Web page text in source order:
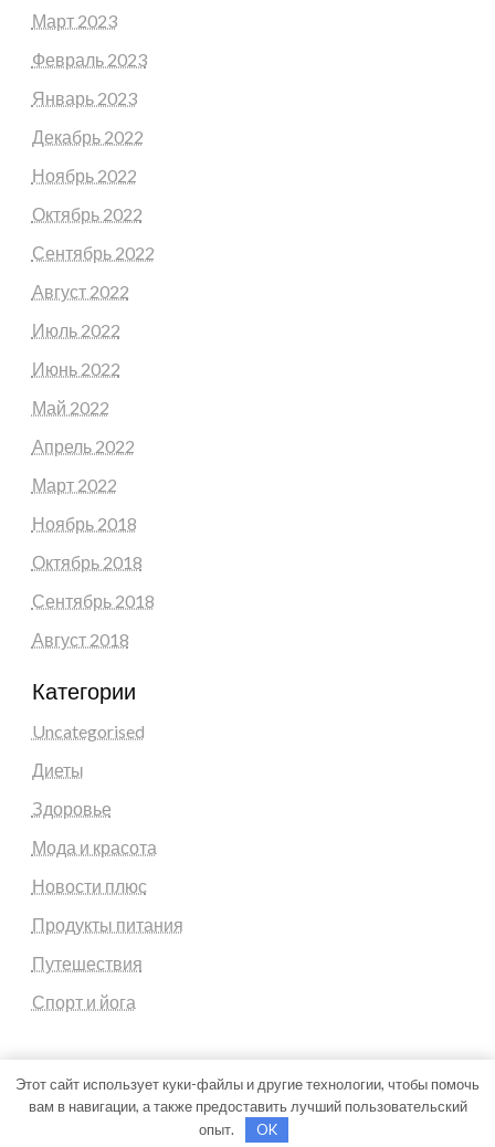
Март 2023
Февраль 2023
Январь 2023
Декабрь 2022
Ноябрь 2022
Октябрь 2022
Сентябрь 2022
Август 2022
Июль 2022
Июнь 2022
Май 2022
Апрель 2022
Март 2022
Ноябрь 2018
Октябрь 2018
Сентябрь 2018
Август 2018
Категории
Uncategorised
Диеты
Здоровье
Мода и красота
Новости плюс
Продукты питания
Путешествия
Спорт и йога
Theme by Silk Themes
Этот сайт использует куки-файлы и другие технологии, чтобы помочь
вам в навигации, а также предоставить лучший пользовательский
опыт.
OK